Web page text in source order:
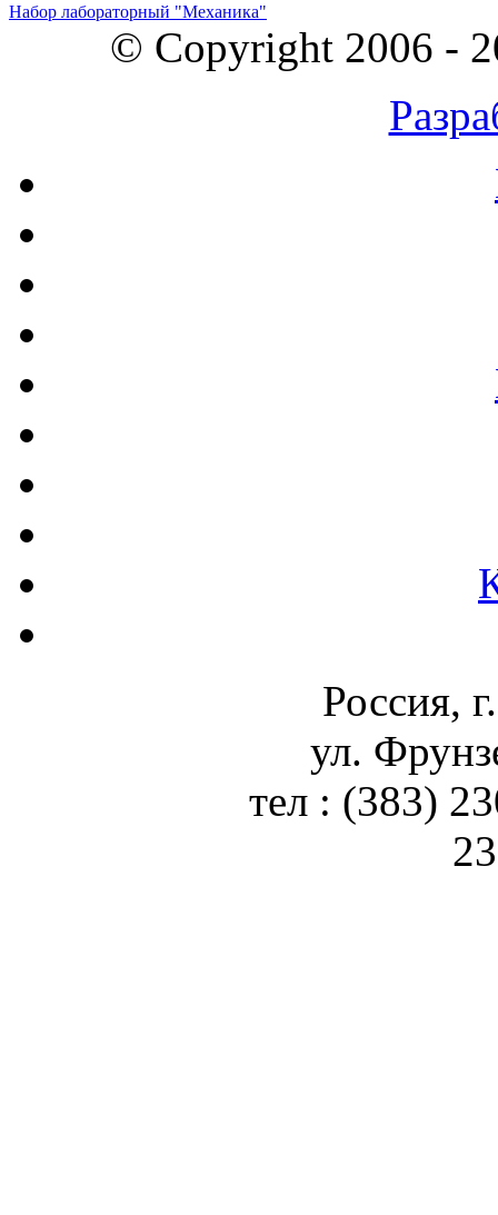
Набор лабораторный "Механика"
© Copyright 2006 -
Россия,
ул.
тел : (383)